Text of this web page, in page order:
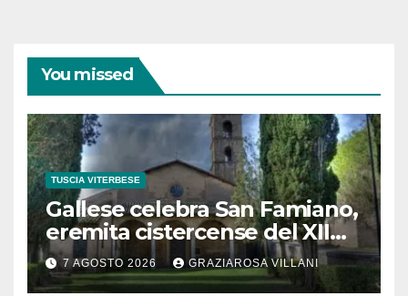
You missed
TUSCIA VITERBESE
Gallese celebra San Famiano,
eremita cistercense del XII
secolo
7 AGOSTO 2026 GRAZIAROSA VILLANI